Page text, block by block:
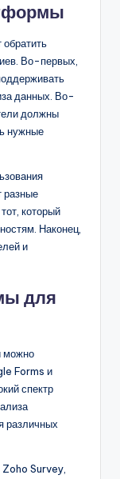
Во-первых,
данных. Во-
должны
нужные
разные
который
Наконец,
и
для
можно
Forms и
спектр
различных
Survey,